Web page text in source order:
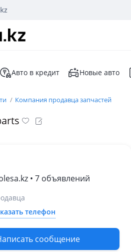
Авто в кредит Новые авто
Компания продавца запчастей
• 7 объявлений
телефон
сообщение